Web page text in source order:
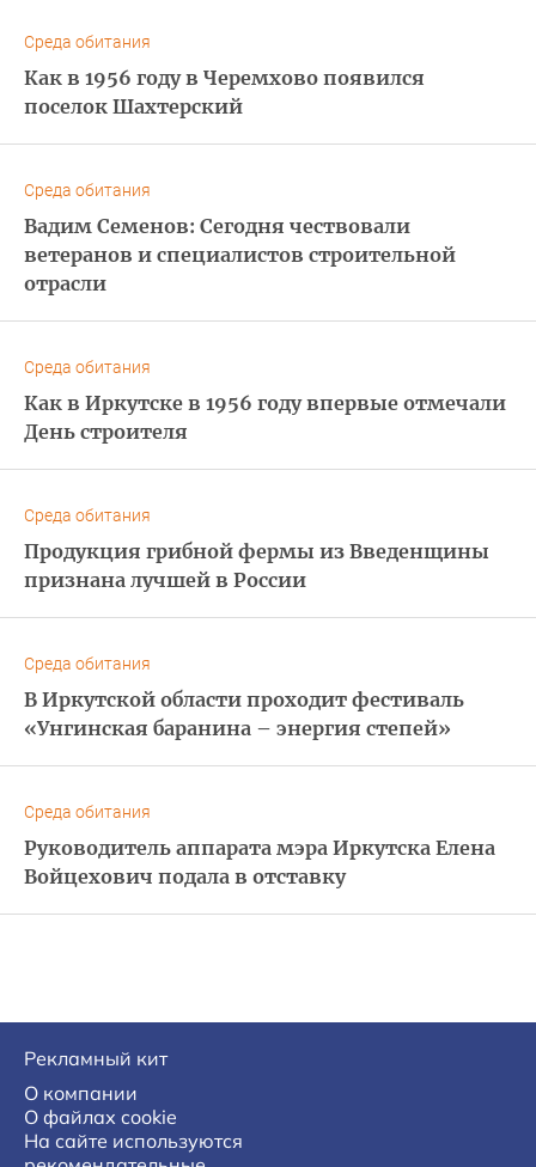
Среда обитания
Как в 1956 году в Черемхово появился
поселок Шахтерский
Среда обитания
Вадим Семенов: Сегодня чествовали
ветеранов и специалистов строительной
отрасли
Среда обитания
Как в Иркутске в 1956 году впервые отмечали
День строителя
Среда обитания
Продукция грибной фермы из Введенщины
признана лучшей в России
Среда обитания
В Иркутской области проходит фестиваль
«Унгинская баранина – энергия степей»
Среда обитания
Руководитель аппарата мэра Иркутска Елена
Войцехович подала в отставку
Рекламный кит
О компании
О файлах cookie
На сайте используются